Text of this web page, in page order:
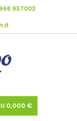
0,000 €